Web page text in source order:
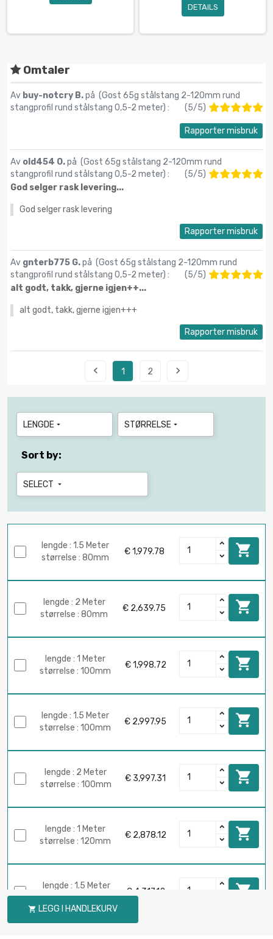
DETAILS
Omtaler
Av buy-notcry B.på (Gost 65g stålstang 2-120mm rund
stangprofil rund stålstang 0,5-2 meter) : (5/5)
Rapporter misbruk
Av old454 O.på (Gost 65g stålstang 2-120mm rund
stangprofil rund stålstang 0,5-2 meter) : (5/5)
God selger rask levering...
God selger rask levering
Rapporter misbruk
Av gnterb775 G.på (Gost 65g stålstang 2-120mm rund
stangprofil rund stålstang 0,5-2 meter) : (5/5)
alt godt, takk, gjerne igjen++...
alt godt, takk, gjerne igjen+++
Rapporter misbruk
 1 2 
LENGDE  STØRRELSE 
Sort by:
SELECT 
lengde : 1.5 Meter
størrelse : 80mm
€ 1,979.78 
lengde : 2 Meter
størrelse : 80mm
€ 2,639.75 
lengde : 1 Meter
størrelse : 100mm
€ 1,998.72 
lengde : 1.5 Meter
størrelse : 100mm
€ 2,997.95 
lengde : 2 Meter
størrelse : 100mm
€ 3,997.31 
lengde : 1 Meter
størrelse : 120mm
€ 2,878.12 
lengde : 1.5 Meter
størrelse : 120mm
€ 4,317.12 
 LEGG I HANDLEKURV